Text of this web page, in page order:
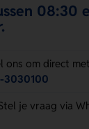
08:30
ons om direct
3030100
je vraag via